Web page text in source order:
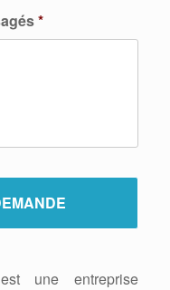
*
une entreprise